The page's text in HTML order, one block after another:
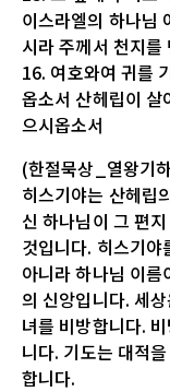
이스라엘의 하나님
시라 주께서 천지를
16. 여호와여 귀를
옵소서 산헤립이 살
으시옵소서
(한절묵상_열왕기
히스기야는 산헤립
신 하나님이 그 편
것입니다. 히스기
아니라 하나님 이
의 신앙입니다. 세
녀를 비방합니다.
니다. 기도는 대적
합니다.